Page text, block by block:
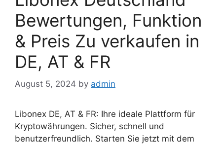
Bewertungen, Funktion
& Preis Zu verkaufen in
DE, AT & FR
August 5, 2024 by admin
Libonex DE, AT & FR: Ihre ideale Plattform für
Kryptowährungen. Sicher, schnell und
benutzerfreundlich. Starten Sie jetzt mit dem